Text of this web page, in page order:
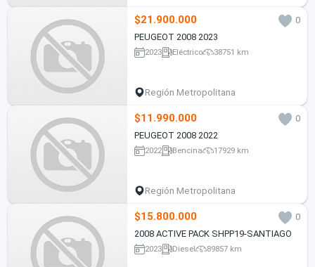
$21.900.000
0
PEUGEOT 2008 2023
2023 Eléctrico 38751 km
Región Metropolitana
$11.990.000
0
PEUGEOT 2008 2022
2022 Bencina 17929 km
Región Metropolitana
$15.800.000
0
2008 ACTIVE PACK SHPP19-SANTIAGO
2023 Diesel 89857 km